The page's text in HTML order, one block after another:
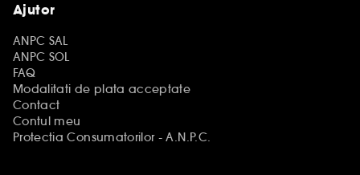
Ajutor
ANPC SAL
ANPC SOL
FAQ
Modalitati de plata acceptate
Contact
Contul meu
Protectia Consumatorilor - A.N.P.C.